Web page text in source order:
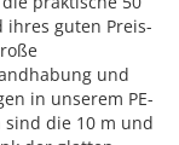
ihres guten Preis-
und
in unserem PE-
sind die 10 m und